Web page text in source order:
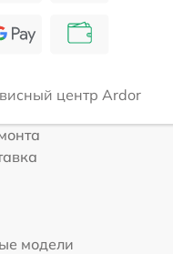
центр Ardor
модели